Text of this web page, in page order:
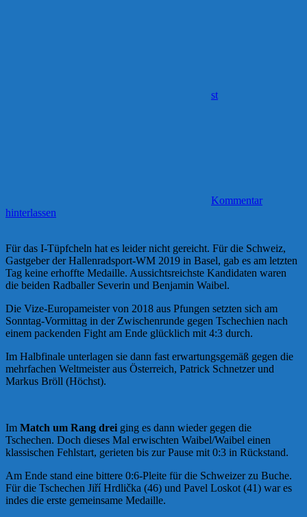
st
Kommentar
hinterlassen
Für das I-Tüpfcheln hat es leider nicht gereicht. Für die Schweiz,
Gastgeber der Hallenradsport-WM 2019 in Basel, gab es am letzten
Tag keine erhoffte Medaille. Aussichtsreichste Kandidaten waren
die beiden Radballer Severin und Benjamin Waibel.
Die Vize-Europameister von 2018 aus Pfungen setzten sich am
Sonntag-Vormittag in der Zwischenrunde gegen Tschechien nach
einem packenden Fight am Ende glücklich mit 4:3 durch.
Im Halbfinale unterlagen sie dann fast erwartungsgemäß gegen die
mehrfachen Weltmeister aus Österreich, Patrick Schnetzer und
Markus Bröll (Höchst).
Im Match um Rang drei ging es dann wieder gegen die
Tschechen. Doch dieses Mal erwischten Waibel/Waibel einen
klassischen Fehlstart, gerieten bis zur Pause mit 0:3 in Rückstand.
Am Ende stand eine bittere 0:6-Pleite für die Schweizer zu Buche.
Für die Tschechen Jiří Hrdlička (46) und Pavel Loskot (41) war es
indes die erste gemeinsame Medaille.